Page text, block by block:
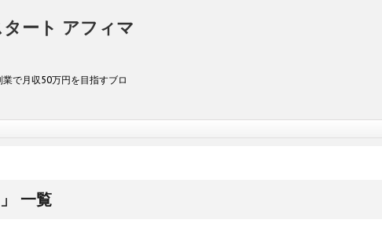
ート アフィマ
で月収50万円を目指すブロ
一覧